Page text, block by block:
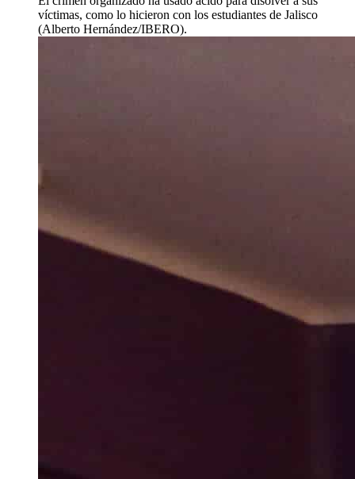
víctimas, como lo hicieron con los estudiantes de Jalisco
(Alberto Hernández/IBERO).